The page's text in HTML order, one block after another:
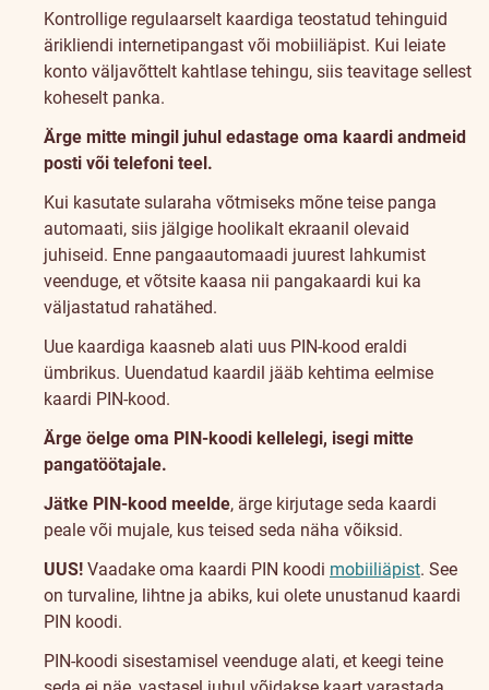
Kontrollige regulaarselt kaardiga teostatud tehinguid
ärikliendi internetipangast või mobiiliäpist. Kui leiate
konto väljavõttelt kahtlase tehingu, siis teavitage sellest
koheselt panka.
Ärge mitte mingil juhul edastage oma kaardi andmeid
posti või telefoni teel.
Kui kasutate sularaha võtmiseks mõne teise panga
automaati, siis jälgige hoolikalt ekraanil olevaid
juhiseid. Enne pangaautomaadi juurest lahkumist
veenduge, et võtsite kaasa nii pangakaardi kui ka
väljastatud rahatähed.
Uue kaardiga kaasneb alati uus PIN-kood eraldi
ümbrikus. Uuendatud kaardil jääb kehtima eelmise
kaardi PIN-kood.
Ärge öelge oma PIN-koodi kellelegi, isegi mitte
pangatöötajale.
Jätke PIN-kood meelde, ärge kirjutage seda kaardi
peale või mujale, kus teised seda näha võiksid.
UUS! Vaadake oma kaardi PIN koodi mobiiliäpist. See
on turvaline, lihtne ja abiks, kui olete unustanud kaardi
PIN koodi.
PIN-koodi sisestamisel veenduge alati, et keegi teine